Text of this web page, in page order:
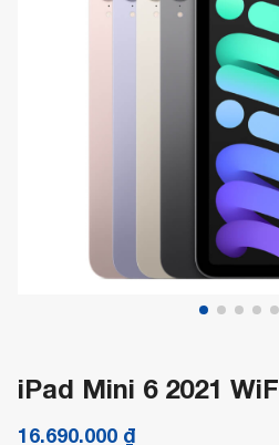
iPad Mini 6 2021
16.690.000 ₫